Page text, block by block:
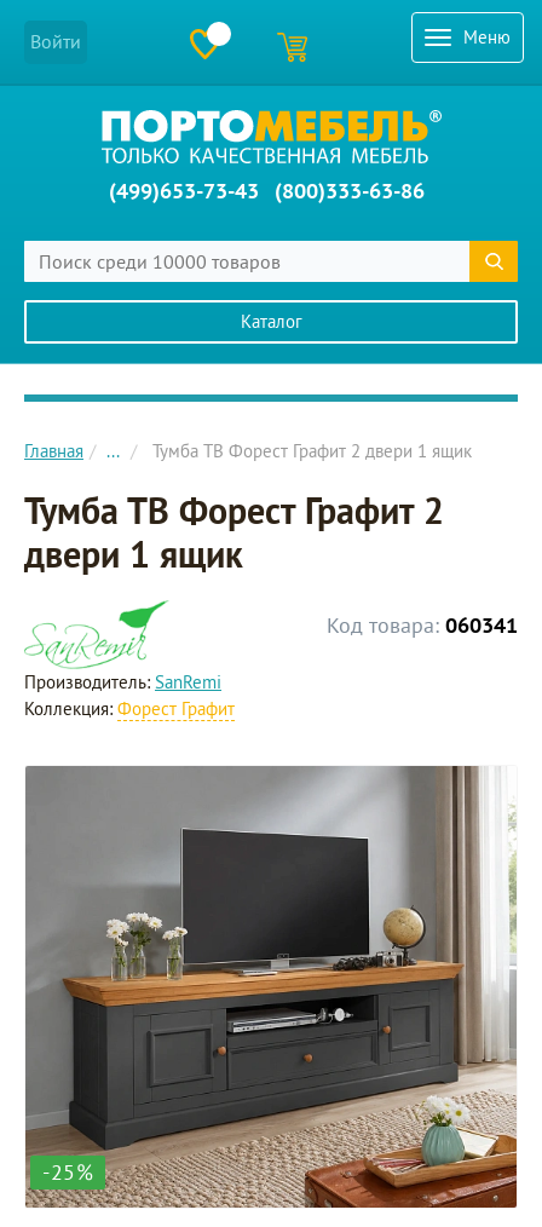
Меню
Войти
(499)653-73-43 (800)333-63-86
Каталог
Главное меню сайта
Главная ... Тумба ТВ Форест Графит 2 двери 1 ящик
Тумба ТВ Форест Графит 2
двери 1 ящик
Код товара: 060341
Производитель: SanRemi
Коллекция: Форест Графит
-25%